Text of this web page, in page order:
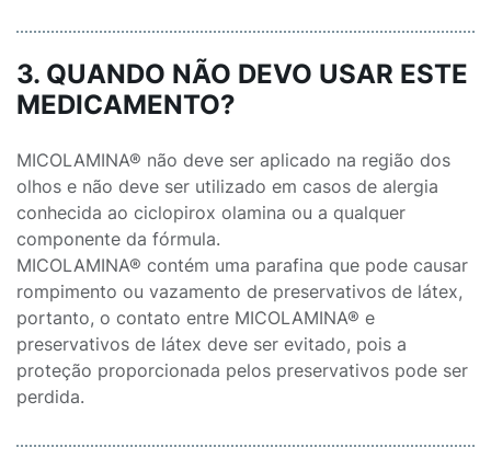
3. QUANDO NÃO DEVO USAR ESTE
MEDICAMENTO?
MICOLAMINA® não deve ser aplicado na região dos
olhos e não deve ser utilizado em casos de alergia
conhecida ao ciclopirox olamina ou a qualquer
componente da fórmula.
MICOLAMINA® contém uma parafina que pode causar
rompimento ou vazamento de preservativos de látex,
portanto, o contato entre MICOLAMINA® e
preservativos de látex deve ser evitado, pois a
proteção proporcionada pelos preservativos pode ser
perdida.